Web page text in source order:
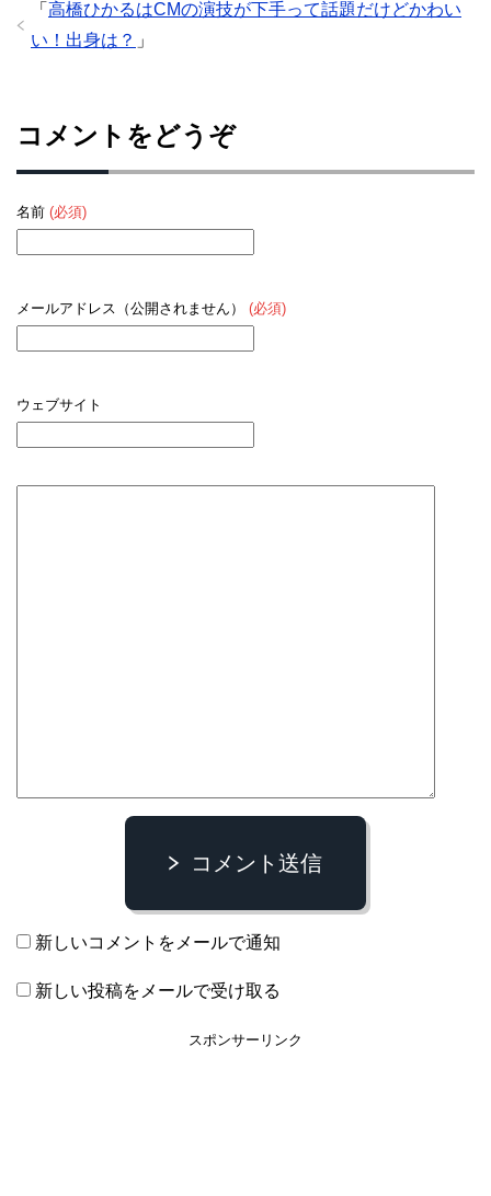
「 高橋ひかるはCMの演技が下手って話題だけどかわい
い！出身は？ 」
コメントをどうぞ
名前 (必須)
メールアドレス（公開されません） (必須)
ウェブサイト
コメント送信
新しいコメントをメールで通知
新しい投稿をメールで受け取る
スポンサーリンク